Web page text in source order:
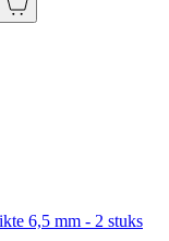
6,5 mm - 2 stuks